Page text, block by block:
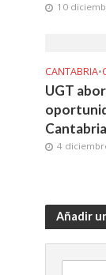
10
CANTABRIA•
UGT
Cantabria
4
Añadir